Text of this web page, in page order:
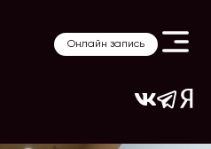
Онлайн запись